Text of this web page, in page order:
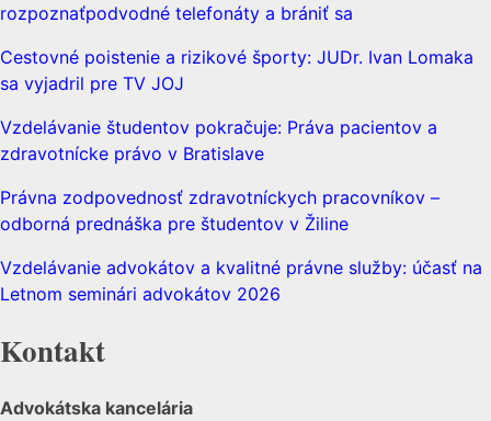
rozpoznaťpodvodné telefonáty a brániť sa
Cestovné poistenie a rizikové športy: JUDr. Ivan Lomaka
sa vyjadril pre TV JOJ
Vzdelávanie študentov pokračuje: Práva pacientov a
zdravotnícke právo v Bratislave
Právna zodpovednosť zdravotníckych pracovníkov –
odborná prednáška pre študentov v Žiline
Vzdelávanie advokátov a kvalitné právne služby: účasť na
Letnom seminári advokátov 2026
Kontakt
Advokátska kancelária